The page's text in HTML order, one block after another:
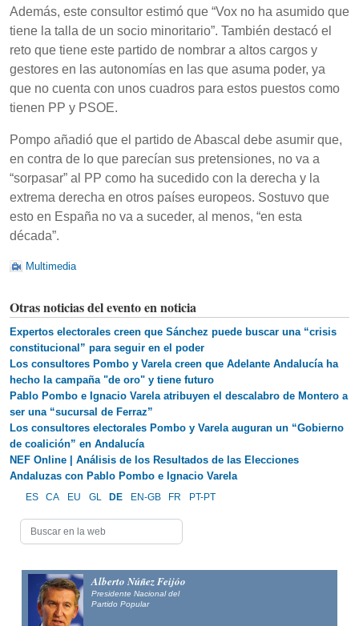
Además, este consultor estimó que “Vox no ha asumido que
tiene la talla de un socio minoritario”. También destacó el
reto que tiene este partido de nombrar a altos cargos y
gestores en las autonomías en las que asuma poder, ya
que no cuenta con unos cuadros para estos puestos como
tienen PP y PSOE.
Pompo añadió que el partido de Abascal debe asumir que,
en contra de lo que parecían sus pretensiones, no va a
“sorpasar” al PP como ha sucedido con la derecha y la
extrema derecha en otros países europeos. Sostuvo que
esto en España no va a suceder, al menos, “en esta
década”.
Multimedia
Otras noticias del evento en noticia
Expertos electorales creen que Sánchez puede buscar una “crisis
constitucional” para seguir en el poder
Los consultores Pombo y Varela creen que Adelante Andalucía ha
hecho la campaña "de oro" y tiene futuro
Pablo Pombo e Ignacio Varela atribuyen el descalabro de Montero a
ser una “sucursal de Ferraz”
Los consultores electorales Pombo y Varela auguran un “Gobierno
de coalición” en Andalucía
NEF Online | Análisis de los Resultados de las Elecciones
Andaluzas con Pablo Pombo e Ignacio Varela
ES CA EU GL DE EN-GB FR PT-PT
Alberto Núñez Feijóo
Presidente Nacional del
Partido Popular